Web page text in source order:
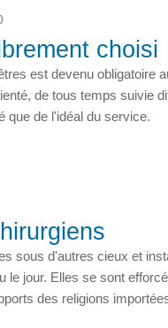
choisi
est devenu obligatoire
de tous temps suivie
que de l'idéal du service.
sous d'autres cieux et
le jour. Elles se sont
des religions